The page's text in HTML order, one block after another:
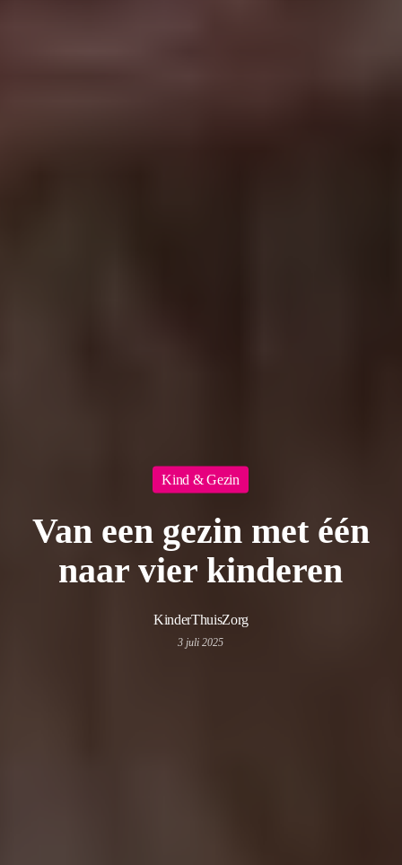
Kind & Gezin
Van een gezin met één
naar vier kinderen
KinderThuisZorg
3 juli 2025